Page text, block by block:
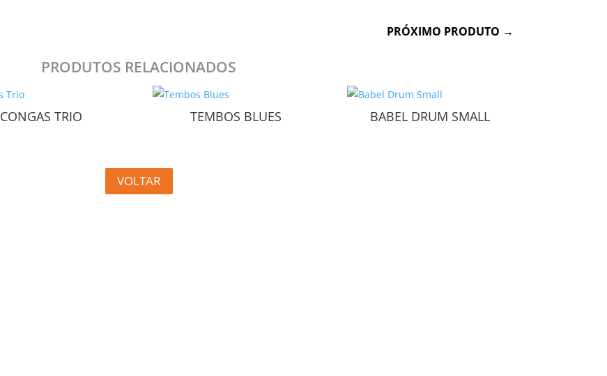
PRÓXIMO PRODUTO →
PRODUTOS RELACIONADOS
CONGAS TRIO TEMBOS BLUES BABEL DRUM SMALL
VOLTAR